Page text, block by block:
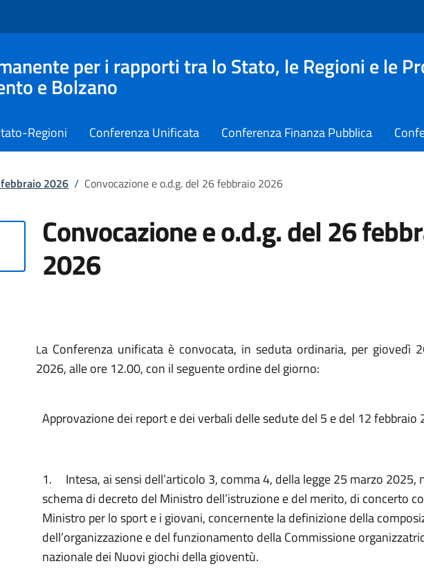
per i rapporti tra lo Stato, le Regioni e le
e Bolzano
Regioni Conferenza Unificata Conferenza Finanza Pubblica
2026 / Convocazione e o.d.g. del 26 febbraio 2026
Convocazione e o.d.g. del 26
2026
La Conferenza unificata è convocata, in seduta ordinaria, per giovedì
2026, alle ore 12.00, con il seguente ordine del giorno:
Approvazione dei report e dei verbali delle sedute del 5 e del 12 febbraio
1. Intesa, ai sensi dell’articolo 3, comma 4, della legge 25 marzo 2025,
schema di decreto del Ministro dell’istruzione e del merito, di concerto
Ministro per lo sport e i giovani, concernente la definizione della
dell’organizzazione e del funzionamento della Commissione
nazionale dei Nuovi giochi della gioventù.